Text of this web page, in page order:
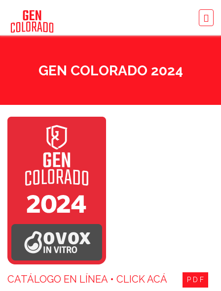
GEN COLORADO 2024
CATÁLOGO EN LÍNEA • CLICK ACÁ P D F